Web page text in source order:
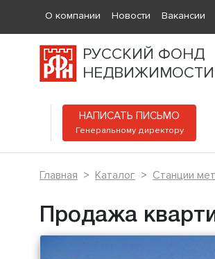
О компании Новости Вакансии
РУССКИЙ ФОНД
НЕДВИЖИМОСТИ
НАПИСАТЬ ПИСЬМО
Генеральному директору
Главная Каталог Станции
Продажа